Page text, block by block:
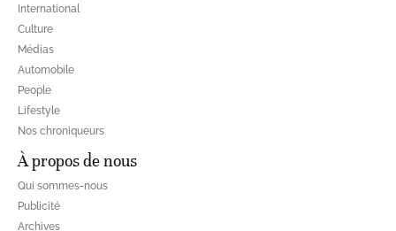
International
Culture
Médias
Automobile
People
Lifestyle
Nos chroniqueurs
À propos de nous
Qui sommes-nous
Publicité
Archives